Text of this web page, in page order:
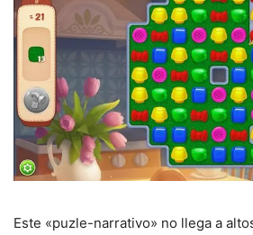
Este «puzle-narrativo» no llega a